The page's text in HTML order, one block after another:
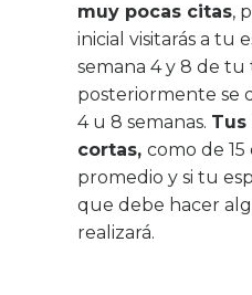
muy pocas citas,
inicial visitarás a tu
semana 4 y 8 de
posteriormente se
4 u 8 semanas. Tus
cortas, como de
promedio y si tu
que debe hacer
realizará.